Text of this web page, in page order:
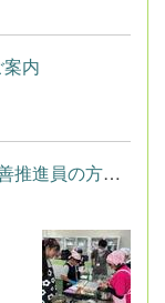
内
生活文化系列3年生が安中市食生活改善推進員の方と調理実習を行い...